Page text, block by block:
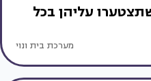
עליהן בכל
מערכת בית ונוי